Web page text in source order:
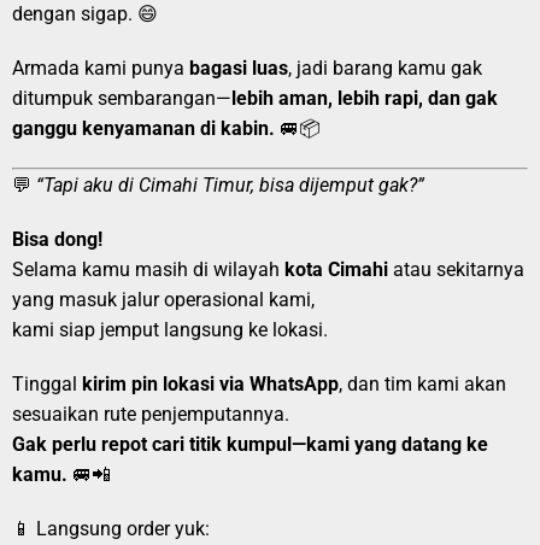
dengan sigap. 😄
Armada kami punya bagasi luas, jadi barang kamu gak
ditumpuk sembarangan—lebih aman, lebih rapi, dan gak
ganggu kenyamanan di kabin. 🚐📦
💬 “Tapi aku di Cimahi Timur, bisa dijemput gak?”
Bisa dong!
Selama kamu masih di wilayah kota Cimahi atau sekitarnya
yang masuk jalur operasional kami,
kami siap jemput langsung ke lokasi.
Tinggal kirim pin lokasi via WhatsApp, dan tim kami akan
sesuaikan rute penjemputannya.
Gak perlu repot cari titik kumpul—kami yang datang ke
kamu. 🚐📲
📱 Langsung order yuk: